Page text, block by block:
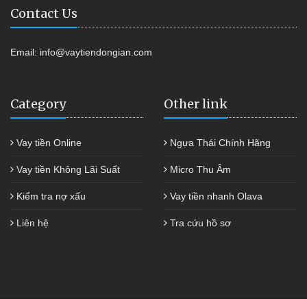
Contact Us
Email: info@vaytiendongian.com
Category
Vay tiền Online
Vay tiền Không Lãi Suất
Kiểm tra nợ xấu
Liên hệ
Other link
Ngựa Thái Chính Hãng
Micro Thu Âm
Vay tiền nhanh Olava
Tra cứu hồ sơ